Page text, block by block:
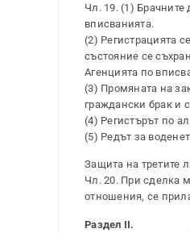
Чл. 19. (1) Брачните
вписванията.
(2) Регистрацията
състояние се
Агенцията по
(3) Промяната на
граждански брак и
(4) Регистърът по
(5) Редът за
Защита на третите
Чл. 20. При сделка
отношения, се
Раздел II.